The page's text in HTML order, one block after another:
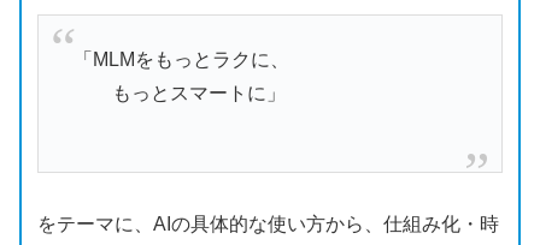
「MLMをもっとラクに、
もっとスマートに」
をテーマに、AIの具体的な使い方から、仕組み化・時